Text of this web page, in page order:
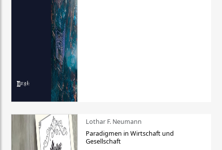
Lothar F. Neumann
Paradigmen in Wirtschaft und
Gesellschaft